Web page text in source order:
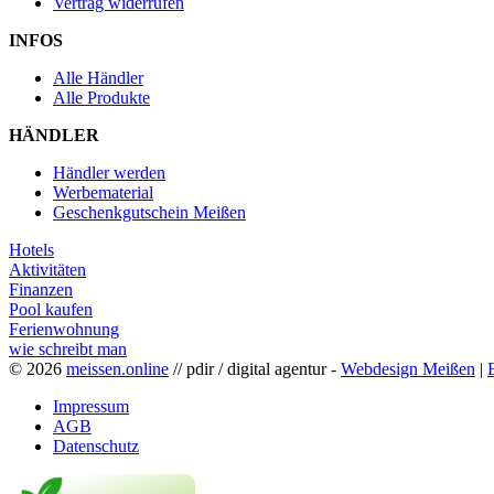
INFOS
Alle Händler
Alle Produkte
HÄNDLER
Händler werden
Werbematerial
Geschenkgutschein Meißen
Hotels
Aktivitäten
Finanzen
Pool kaufen
Ferienwohnung
wie schreibt man
© 2026 meissen.online // pdir / digital agentur - Webdesign Meißen |
Impressum
AGB
Datenschutz